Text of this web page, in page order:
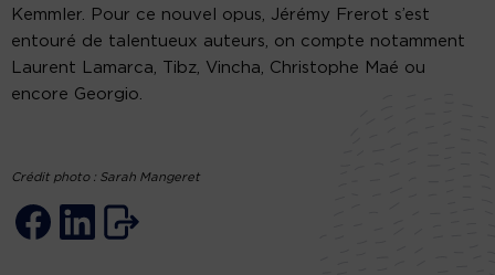
Kemmler. Pour ce nouvel opus, Jérémy Frerot s’est
entouré de talentueux auteurs, on compte notamment
Laurent Lamarca, Tibz, Vincha, Christophe Maé ou
encore Georgio.
Crédit photo : Sarah Mangeret